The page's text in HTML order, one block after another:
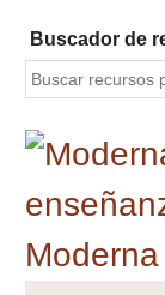
contenido
principal
Buscador de